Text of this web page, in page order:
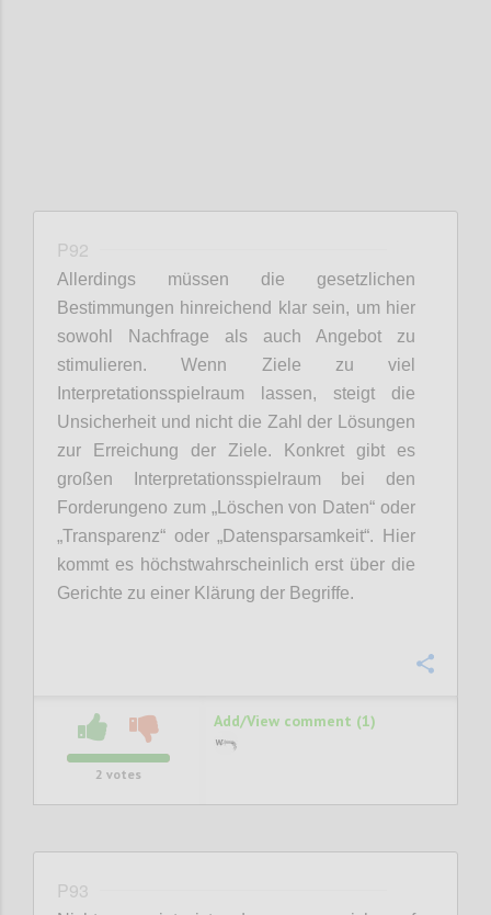
P92
Allerdings müssen die gesetzlichen
Bestimmungen hinreichend klar sein, um hier
sowohl Nachfrage als auch Angebot zu
stimulieren. Wenn Ziele zu viel
Interpretationsspielraum lassen, steigt die
Unsicherheit und nicht die Zahl der Lösungen
zur Erreichung der Ziele. Konkret gibt es
großen Interpretationsspielraum bei den
Forderungeno zum „Löschen von Daten“ oder
„Transparenz“ oder „Datensparsamkeit“. Hier
kommt es höchstwahrscheinlich erst über die
Gerichte zu einer Klärung der Begriffe.
2 votes
Add/View comment (1)
P93